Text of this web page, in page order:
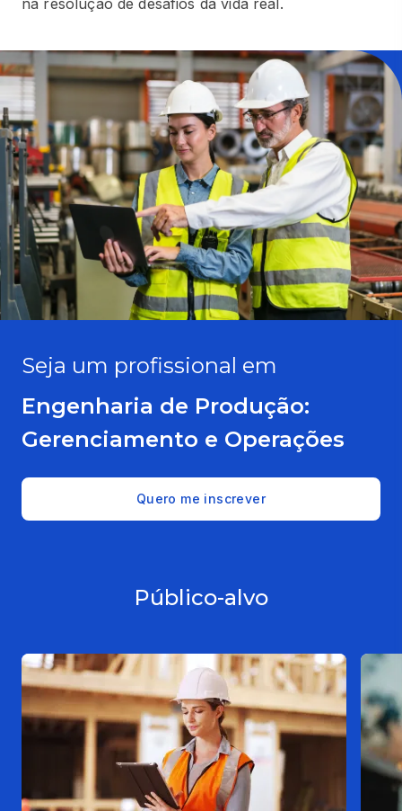
Seja um profissional em
Engenharia de Produção:
Gerenciamento e Operações
Quero me inscrever
Público-alvo